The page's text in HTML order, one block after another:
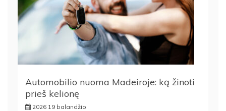
Automobilio nuoma Madeiroje: ką žinoti
prieš kelionę
2026 19 balandžio